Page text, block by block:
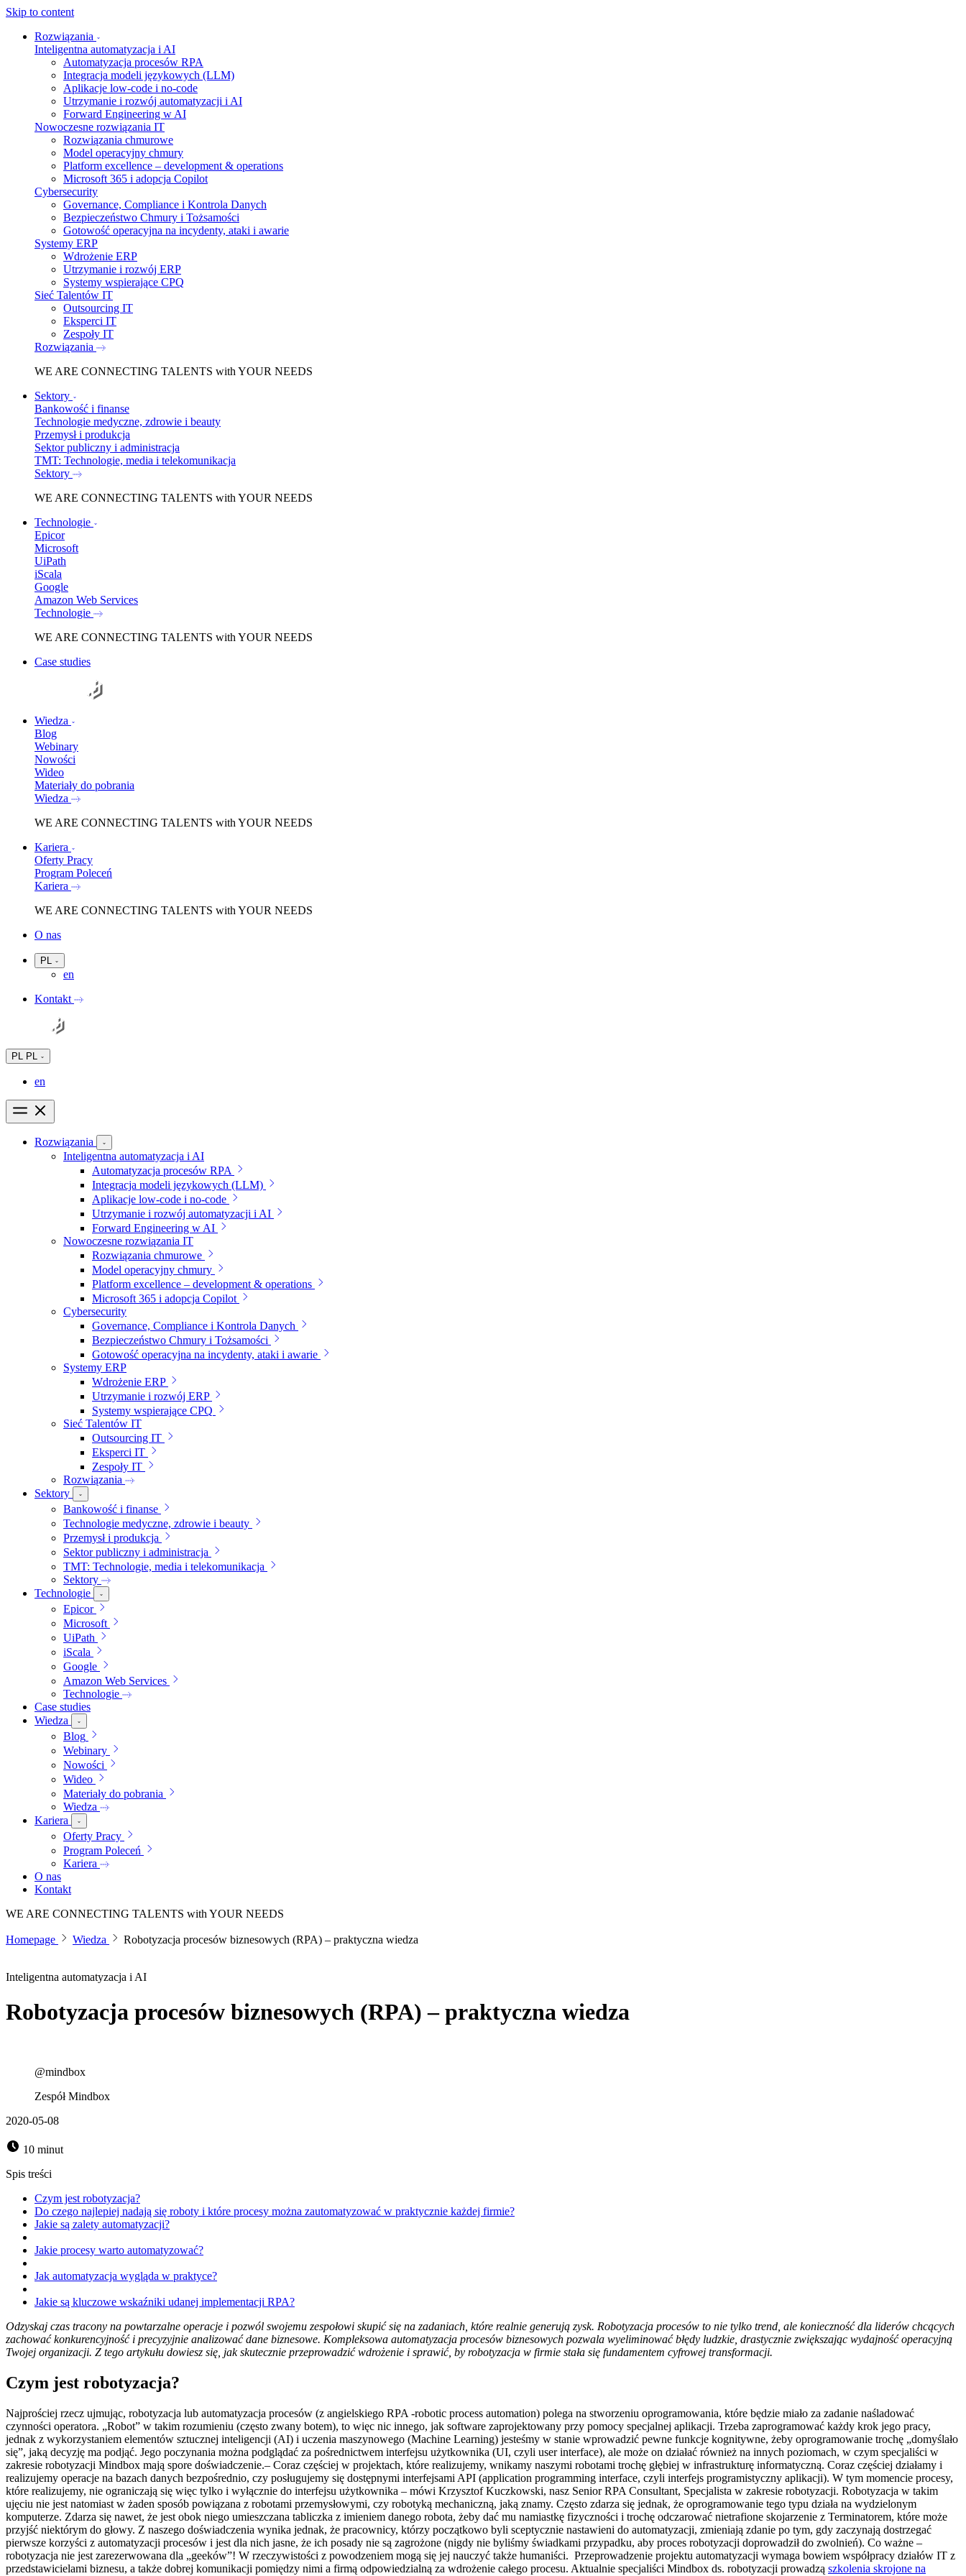
Skip to content
Rozwiązania
Inteligentna automatyzacja i AI
Automatyzacja procesów RPA
Integracja modeli językowych (LLM)
Aplikacje low-code i no-code
Utrzymanie i rozwój automatyzacji i AI
Forward Engineering w AI
Nowoczesne rozwiązania IT
Rozwiązania chmurowe
Model operacyjny chmury
Platform excellence – development & operations
Microsoft 365 i adopcja Copilot
Cybersecurity
Governance, Compliance i Kontrola Danych
Bezpieczeństwo Chmury i Tożsamości
Gotowość operacyjna na incydenty, ataki i awarie
Systemy ERP
Wdrożenie ERP
Utrzymanie i rozwój ERP
Systemy wspierające CPQ
Sieć Talentów IT
Outsourcing IT
Eksperci IT
Zespoły IT
Rozwiązania
WE ARE CONNECTING TALENTS with YOUR NEEDS
Sektory
Bankowość i finanse
Technologie medyczne, zdrowie i beauty
Przemysł i produkcja
Sektor publiczny i administracja
TMT: Technologie, media i telekomunikacja
Sektory
WE ARE CONNECTING TALENTS with YOUR NEEDS
Technologie
Epicor
Microsoft
UiPath
iScala
Google
Amazon Web Services
Technologie
WE ARE CONNECTING TALENTS with YOUR NEEDS
Case studies
Wiedza
Blog
Webinary
Nowości
Wideo
Materiały do pobrania
Wiedza
WE ARE CONNECTING TALENTS with YOUR NEEDS
Kariera
Oferty Pracy
Program Poleceń
Kariera
WE ARE CONNECTING TALENTS with YOUR NEEDS
O nas
PL
en
Kontakt
PL PL
en
Rozwiązania
Inteligentna automatyzacja i AI
Automatyzacja procesów RPA
Integracja modeli językowych (LLM)
Aplikacje low-code i no-code
Utrzymanie i rozwój automatyzacji i AI
Forward Engineering w AI
Nowoczesne rozwiązania IT
Rozwiązania chmurowe
Model operacyjny chmury
Platform excellence – development & operations
Microsoft 365 i adopcja Copilot
Cybersecurity
Governance, Compliance i Kontrola Danych
Bezpieczeństwo Chmury i Tożsamości
Gotowość operacyjna na incydenty, ataki i awarie
Systemy ERP
Wdrożenie ERP
Utrzymanie i rozwój ERP
Systemy wspierające CPQ
Sieć Talentów IT
Outsourcing IT
Eksperci IT
Zespoły IT
Rozwiązania
Sektory
Bankowość i finanse
Technologie medyczne, zdrowie i beauty
Przemysł i produkcja
Sektor publiczny i administracja
TMT: Technologie, media i telekomunikacja
Sektory
Technologie
Epicor
Microsoft
UiPath
iScala
Google
Amazon Web Services
Technologie
Case studies
Wiedza
Blog
Webinary
Nowości
Wideo
Materiały do pobrania
Wiedza
Kariera
Oferty Pracy
Program Poleceń
Kariera
O nas
Kontakt
WE ARE CONNECTING TALENTS with YOUR NEEDS
Homepage Wiedza Robotyzacja procesów biznesowych (RPA) – praktyczna wiedza
Inteligentna automatyzacja i AI
Robotyzacja procesów biznesowych (RPA) – praktyczna wiedza
@mindbox
Zespół Mindbox
2020-05-08
10 minut
Spis treści
Czym jest robotyzacja?
Do czego najlepiej nadają się roboty i które procesy można zautomatyzować w praktycznie każdej firmie?
Jakie są zalety automatyzacji?
Jakie procesy warto automatyzować?
Jak automatyzacja wygląda w praktyce?
Jakie są kluczowe wskaźniki udanej implementacji RPA?
Odzyskaj czas tracony na powtarzalne operacje i pozwól swojemu zespołowi skupić się na zadaniach, które realnie generują zysk. Robotyzacja procesów to nie tylko trend, ale konieczność dla liderów chcących
zachować konkurencyjność i precyzyjnie analizować dane biznesowe. Kompleksowa automatyzacja procesów biznesowych pozwala wyeliminować błędy ludzkie, drastycznie zwiększając wydajność operacyjną
Twojej organizacji. Z tego artykułu dowiesz się, jak skutecznie przeprowadzić wdrożenie i sprawić, by robotyzacja w firmie stała się fundamentem cyfrowej transformacji.
Czym jest robotyzacja?
Najprościej rzecz ujmując, robotyzacja lub automatyzacja procesów (z angielskiego RPA -robotic process automation) polega na stworzeniu oprogramowania, które będzie miało za zadanie naśladować
czynności operatora. „Robot” w takim rozumieniu (często zwany botem), to więc nic innego, jak software zaprojektowany przy pomocy specjalnej aplikacji. Trzeba zaprogramować każdy krok jego pracy,
jednak z wykorzystaniem elementów sztucznej inteligencji (AI) i uczenia maszynowego (Machine Learning) jesteśmy w stanie wprowadzić pewne funkcje kognitywne, żeby oprogramowanie trochę „domyślało
się”, jaką decyzję ma podjąć. Jego poczynania można podglądać za pośrednictwem interfejsu użytkownika (UI, czyli user interface), ale może on działać również na innych poziomach, w czym specjaliści w
zakresie robotyzacji Mindbox mają spore doświadczenie.– Coraz częściej w projektach, które realizujemy, wnikamy naszymi robotami trochę głębiej w infrastrukturę informatyczną. Coraz częściej działamy i
realizujemy operacje na bazach danych bezpośrednio, czy posługujemy się dostępnymi interfejsami API (application programming interface, czyli interfejs programistyczny aplikacji). W tym momencie procesy,
które realizujemy, nie ograniczają się więc tylko i wyłącznie do interfejsu użytkownika – mówi Krzysztof Kuczkowski, nasz Senior RPA Consultant, Specjalista w zakresie robotyzacji. Robotyzacja w takim
ujęciu nie jest natomiast w żaden sposób powiązana z robotami przemysłowymi, czy robotyką mechaniczną, jaką znamy. Często zdarza się jednak, że oprogramowanie tego typu działa na wydzielonym
komputerze. Zdarza się nawet, że jest obok niego umieszczana tabliczka z imieniem danego robota, żeby dać mu namiastkę fizyczności i trochę odczarować nietrafione skojarzenie z Terminatorem, które może
przyjść niektórym do głowy. Z naszego doświadczenia wynika jednak, że pracownicy, którzy początkowo byli sceptycznie nastawieni do automatyzacji, zmieniają zdanie po tym, gdy zaczynają dostrzegać
pierwsze korzyści z automatyzacji procesów i jest dla nich jasne, że ich posady nie są zagrożone (nigdy nie byliśmy świadkami przypadku, aby proces robotyzacji doprowadził do zwolnień). Co ważne –
robotyzacja nie jest zarezerwowana dla „geeków”! W rzeczywistości z powodzeniem mogą się jej nauczyć także humaniści. Przeprowadzenie projektu automatyzacji wymaga bowiem współpracy działów IT z
przedstawicielami biznesu, a także dobrej komunikacji pomiędzy nimi a firmą odpowiedzialną za wdrożenie całego procesu. Aktualnie specjaliści Mindbox ds. robotyzacji prowadzą szkolenia skrojone na